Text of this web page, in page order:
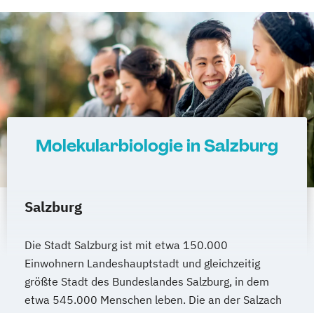
Linguistik
Literatur- und Kulturwissenschaft/Literary
and Cultural Studies
Mathematik Mathematik (Lehramt)
Medical Biology (EN)
Molecular Biology (EN)
Molekulare Biowissenschaften
Musik- und Tanzwissenschaft
Performative und Intermediale Musik- und
Philosophie an der KTH
Philosophy (EN)
Physik (Lehramt)
Political Science (EN)
Molekularbiologie in Salzburg
Salzburg
Die Stadt Salzburg ist mit etwa 150.000
Einwohnern Landeshauptstadt und gleichzeitig
größte Stadt des Bundeslandes Salzburg, in dem
etwa 545.000 Menschen leben. Die an der Salzach